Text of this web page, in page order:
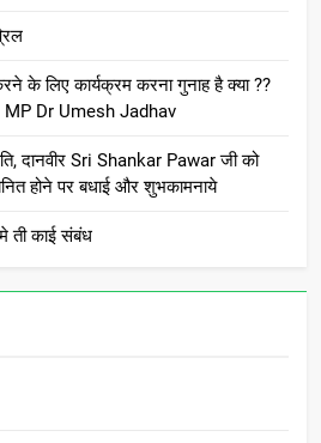
के लिए कार्यक्रम करना गुनाह है क्या ??
Dr Umesh Jadhav
दानवीर Sri Shankar Pawar जी को
होने पर बधाई और शुभकामनाये
ती काई संबंध